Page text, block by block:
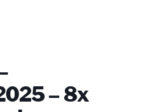
– 8x